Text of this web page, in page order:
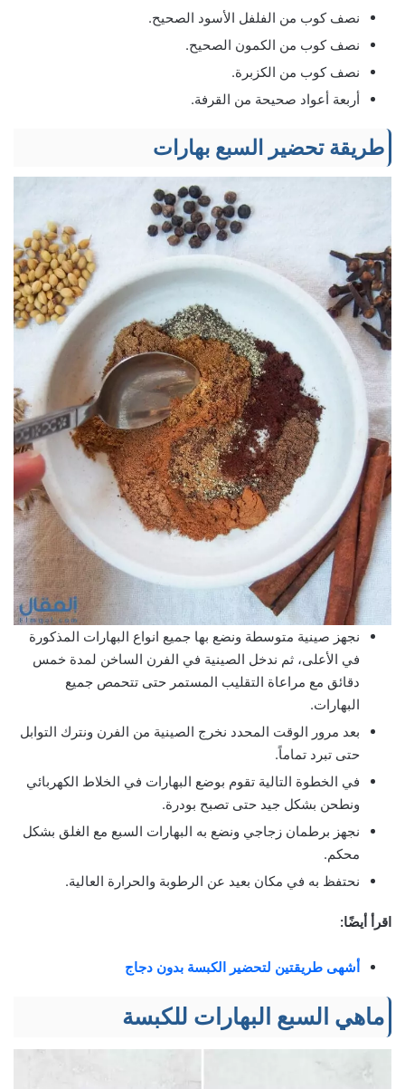
نصف كوب من الفلفل الأسود الصحيح.
نصف كوب من الكمون الصحيح.
نصف كوب من الكزبرة.
أربعة أعواد صحيحة من القرفة.
طريقة تحضير السبع بهارات
نجهز صينية متوسطة ونضع بها جميع انواع البهارات المذكورة
في الأعلى، ثم ندخل الصينية في الفرن الساخن لمدة خمس
دقائق مع مراعاة التقليب المستمر حتى تتحمص جميع
البهارات.
بعد مرور الوقت المحدد نخرج الصينية من الفرن ونترك التوابل
حتى تبرد تماماً.
في الخطوة التالية تقوم بوضع البهارات في الخلاط الكهربائي
ونطحن بشكل جيد حتى تصبح بودرة.
نجهز برطمان زجاجي ونضع به البهارات السبع مع الغلق بشكل
محكم.
نحتفظ به في مكان بعيد عن الرطوبة والحرارة العالية.
اقرأ أيضًا:
أشهى طريقتين لتحضير الكبسة بدون دجاج
ماهي السبع البهارات للكبسة